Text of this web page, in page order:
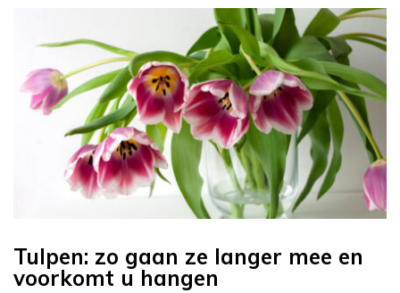
Tulpen: zo gaan ze langer mee en
voorkomt u hangen